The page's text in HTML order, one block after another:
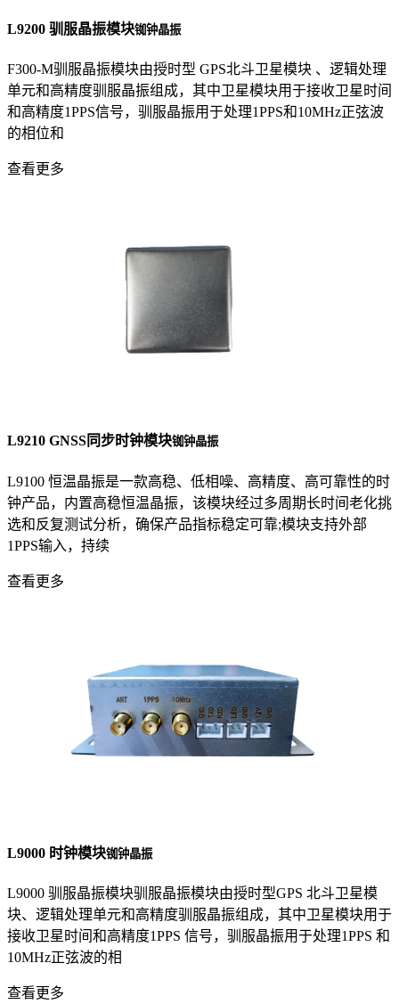
L9200 驯服晶振模块铷钟晶振
F300-M驯服晶振模块由授时型 GPS北斗卫星模块 、逻辑处理
单元和高精度驯服晶振组成，其中卫星模块用于接收卫星时间
和高精度1PPS信号，驯服晶振用于处理1PPS和10MHz正弦波
的相位和
查看更多
L9210 GNSS同步时钟模块铷钟晶振
L9100 恒温晶振是一款高稳、低相噪、高精度、高可靠性的时
钟产品，内置高稳恒温晶振，该模块经过多周期长时间老化挑
选和反复测试分析，确保产品指标稳定可靠;模块支持外部
1PPS输入，持续
查看更多
L9000 时钟模块铷钟晶振
L9000 驯服晶振模块驯服晶振模块由授时型GPS 北斗卫星模
块、逻辑处理单元和高精度驯服晶振组成，其中卫星模块用于
接收卫星时间和高精度1PPS 信号，驯服晶振用于处理1PPS 和
10MHz正弦波的相
查看更多